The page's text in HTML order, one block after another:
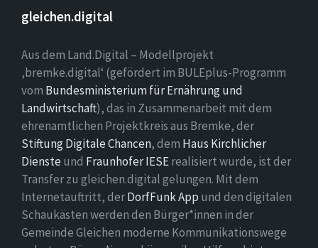
gleichen.digital
Aus dem Land.Digital – Modellprojekt
‚bremke.digital‘ (gefördert im BULEplus-Programm
vom Bundesministerium für Ernährung und
Landwirtschaft), das in Zusammenarbeit mit dem
ehrenamtlichen Projektkreis aus Bremke, der
Stiftung Digitale Chancen, dem Haus Kirchlicher
Dienste und Fraunhofer IESErealisiert wurde, ist der
Transfer zu gleichen.digital gelungen. Mit dem
Internetauftritt, derDorfFunk App und den digitalen
Schaukästen werden den Bürger*innen in der
Gemeinde Gleichen moderne Kommunikationswege